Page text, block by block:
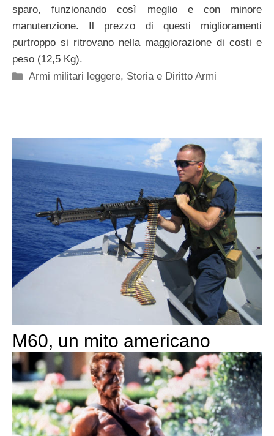
sparo, funzionando così meglio e con minore
manutenzione. Il prezzo di questi miglioramenti
purtroppo si ritrovano nella maggiorazione di costi e
peso (12,5 Kg).
Categorie
Armi militari leggere, Storia e Diritto Armi
M60, un mito americano